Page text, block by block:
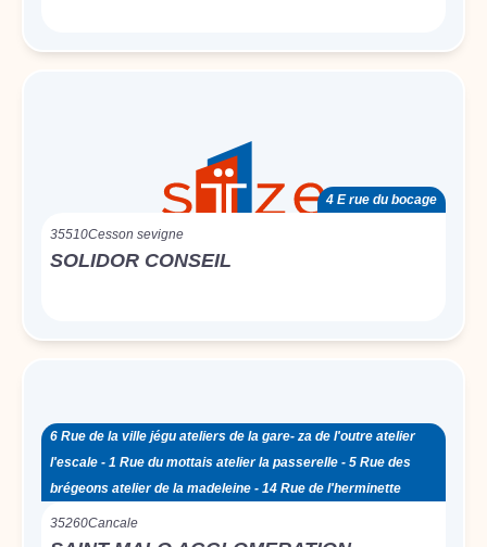
4 E rue du bocage
35510Cesson sevigne
SOLIDOR CONSEIL
6 Rue de la ville jégu ateliers de la gare- za de l'outre atelier
l'escale - 1 Rue du mottais atelier la passerelle - 5 Rue des
brégeons atelier de la madeleine - 14 Rue de l'herminette
35260Cancale